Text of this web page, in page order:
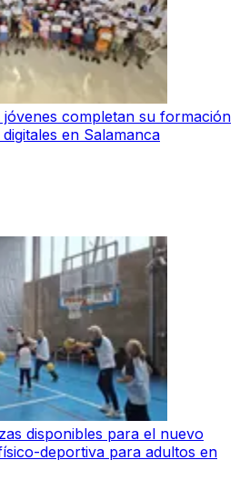
completan su formación
en Salamanca
disponibles para el nuevo
deportiva para adultos en